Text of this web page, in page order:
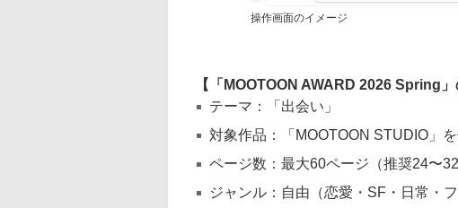
操作画面のイメージ
【「MOOTOON AWARD 2026 Spring」
テーマ：「出会い」
対象作品：「MOOTOON STUDIO」
ページ数：最大60ページ（推奨24〜32
ジャンル：自由（恋愛・SF・日常・フ